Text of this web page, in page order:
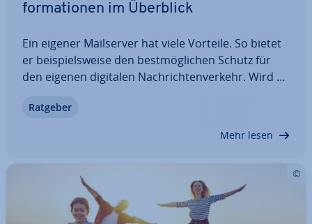
for­ma­tio­nen im Überblick
Ein eigener Mail­ser­ver hat viele Vorteile. So bietet
er bei­spiels­wei­se den best­mög­li­chen Schutz für
den eigenen digitalen Nach­rich­ten­ver­kehr. Wird er
hier auch Probleme entstehen. Wir erklären Ihnen,
Ratgeber
Mehr lesen